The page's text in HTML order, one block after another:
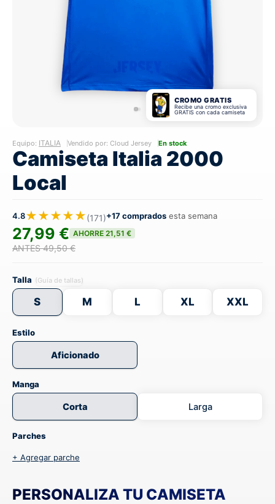
CROMO GRATIS
Recibe una cromo exclusiva
GRATIS con cada camiseta
Equipo: ITALIA Vendido por: Cloud Jersey En stock
Camiseta Italia 2000
Local
4.8★★★★★(171)+17 comprados esta semana
27,99 € AHORRE 21,51 €
ANTES 49,50 €
Talla (Guía de tallas)
S M L XL XXL
Estilo
Aficionado
Manga
Corta Larga
Parches
+ Agregar parche
PERSONALIZA TU CAMISETA